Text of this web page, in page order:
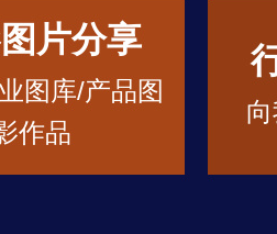
片分享
图库/产品图
作品